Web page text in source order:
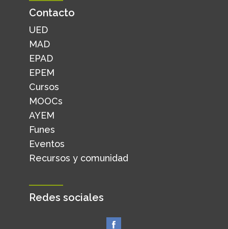
Contacto
UED
MAD
EPAD
EPEM
Cursos
MOOCs
AYEM
Funes
Eventos
Recursos y comunidad
Redes sociales